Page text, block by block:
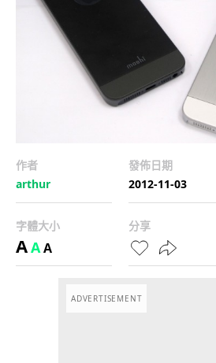
作者
arthur
發佈日期
2012-11-03
字體大小
AAA
分享
ADVERTISEMENT